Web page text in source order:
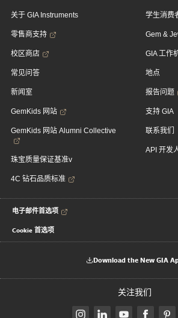
关于 GIA Instruments
零售商支持
校区商店
常见问答
新闻室
GemKids 网站
GemKids 网站 Alumni Collective
珠宝质量保证基准v
4C 钻石品质标准
学生消费
Gem &
GIA 工作
地点
报告问题
支持 GIA
联系我们
API 开发
电子邮件首选项
Cookie 首选项
Download the New GIA
关注我们